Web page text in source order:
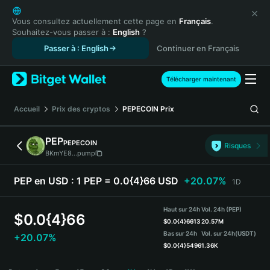
English
日本語
Tiếng Việt
Español (Latinoamérica)
Türkçe
Français
Deutsch
简体中文
繁體中文
Português (Portugal)
Bahasa Indonesia
ภาษาไทย
Español
Español (Argentina)
Vous consultez actuellement cette page en Français.
Souhaitez-vous passer à : English ?
Passer à : English
Continuer en Français
Télécharger maintenant
Accueil Prix des cryptos PEPECOIN Prix
PEPPEPECOIN
BKmYE8...pump
Risques
PEP en USD : 1 PEP = 0.0{4}66 USD +20.07% 1D
$0.0{4}66
+20.07%
Haut sur 24h
$0.0{4}6613
Bas sur 24h
$0.0{4}5496
Vol. 24h (PEP)
20.57M
Vol. sur 24h(USDT)
1.36K